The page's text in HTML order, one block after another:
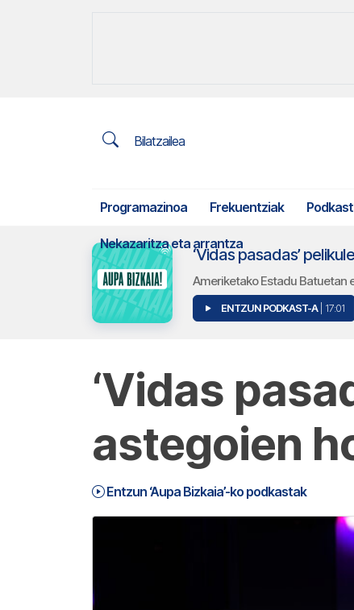
Bilatzailea
Programazinoa Frekuentziak
Nekazaritza eta arrantza
‘Vidas pasadas’
Ameriketako Estadu Batuetan
ENTZUN PODKAST-A | 17:01
‘Vidas
astegoien
Entzun ‘Aupa Bizkaia’-ko podkastak